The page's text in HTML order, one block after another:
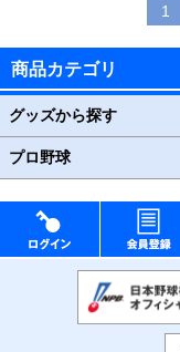
1
商品カテゴリ
グッズから探す
プロ野球